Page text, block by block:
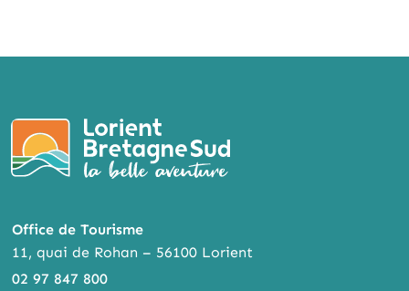
Office de Tourisme
11, quai de Rohan – 56100 Lorient
02 97 847 800